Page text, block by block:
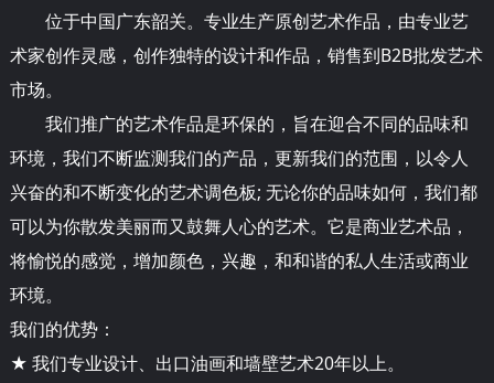
位于中国广东韶关。专业生产原创艺术作品，由专业艺
术家创作灵感，创作独特的设计和作品，销售到B2B批发艺术
市场。
我们推广的艺术作品是环保的，旨在迎合不同的品味和
环境，我们不断监测我们的产品，更新我们的范围，以令人
兴奋的和不断变化的艺术调色板; 无论你的品味如何，我们都
可以为你散发美丽而又鼓舞人心的艺术。它是商业艺术品，
将愉悦的感觉，增加颜色，兴趣，和和谐的私人生活或商业
环境。
我们的优势：
★ 我们专业设计、出口油画和墙壁艺术20年以上。